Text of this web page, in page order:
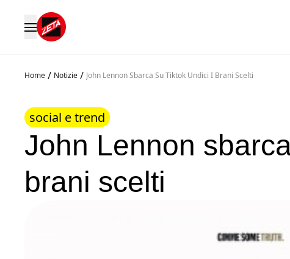
Home / Notizie / John Lennon Sbarca Su Tiktok Undici I Brani Scelti
social e trend
John Lennon
brani scelti